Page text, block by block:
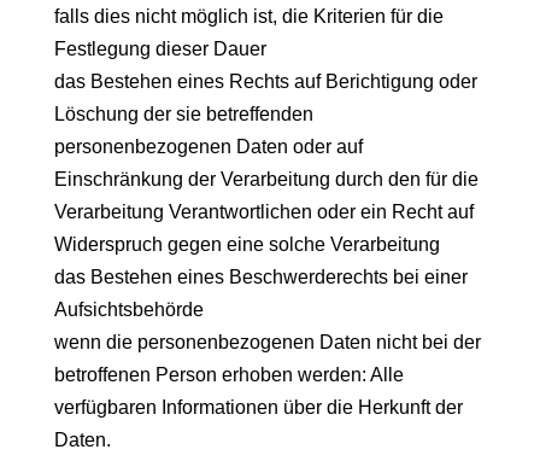
falls dies nicht möglich ist, die Kriterien für die
Festlegung dieser Dauer
das Bestehen eines Rechts auf Berichtigung oder
Löschung der sie betreffenden
personenbezogenen Daten oder auf
Einschränkung der Verarbeitung durch den für die
Verarbeitung Verantwortlichen oder ein Recht auf
Widerspruch gegen eine solche Verarbeitung
das Bestehen eines Beschwerderechts bei einer
Aufsichtsbehörde
wenn die personenbezogenen Daten nicht bei der
betroffenen Person erhoben werden: Alle
verfügbaren Informationen über die Herkunft der
Daten.